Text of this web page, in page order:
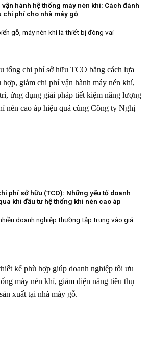
hành hệ thống máy nén khí: Cách đánh
chi phí cho nhà máy gỗ
gỗ, máy nén khí là thiết bị đóng vai
phí sở hữu (TCO): Những yếu tố doanh
khi đầu tư hệ thống khí nén cao áp
doanh nghiệp thường tập trung vào giá